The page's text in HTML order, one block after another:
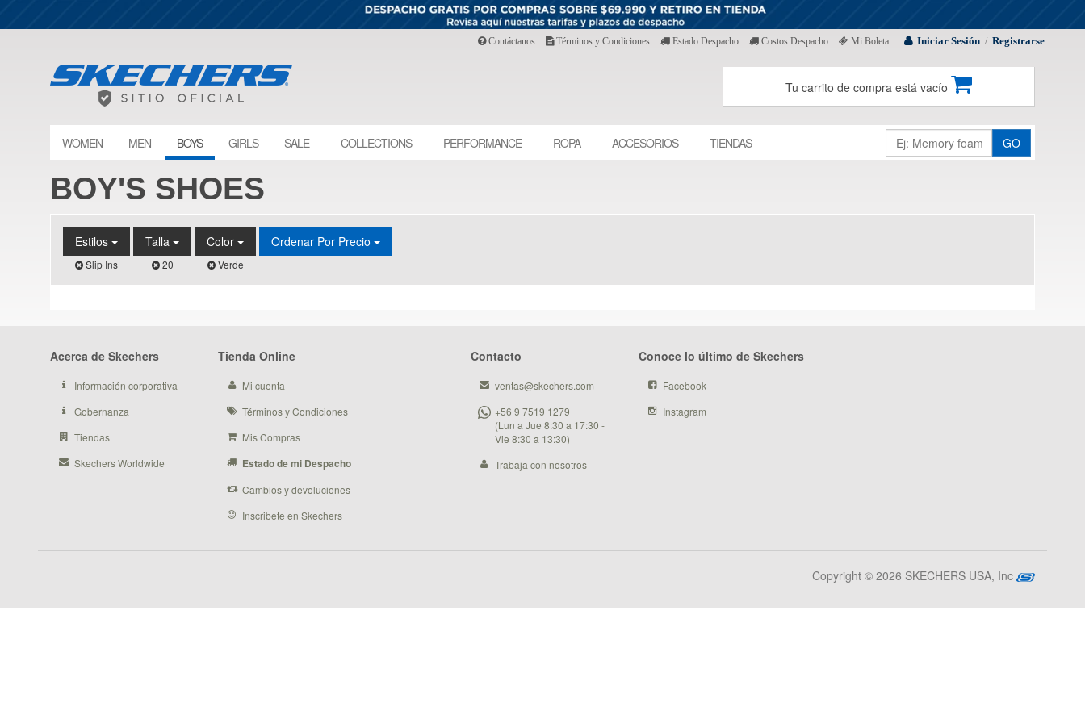
Iniciar Sesión / Registrarse
Contáctanos Términos y Condiciones Estado Despacho Costos Despacho Mi Boleta
Tu carrito de compra está vacío
WOMEN MEN BOYS GIRLS SALE COLLECTIONS PERFORMANCE ROPA ACCESORIOS TIENDAS GO
BOY'S SHOES
Estilos
Slip Ins
Talla
20
Color
Verde
Ordenar Por Precio
Acerca de Skechers
Información corporativa
Gobernanza
Tiendas
Skechers Worldwide
Tienda Online
Mi cuenta
Términos y Condiciones
Mis Compras
Estado de mi Despacho
Cambios y devoluciones
Inscribete en Skechers
Contacto
ventas@skechers.com
+56 9 7519 1279
(Lun a Jue 8:30 a 17:30 -
Vie 8:30 a 13:30)
Trabaja con nosotros
Conoce lo último de Skechers
Facebook
Instagram
Copyright © 2026 SKECHERS USA, Inc